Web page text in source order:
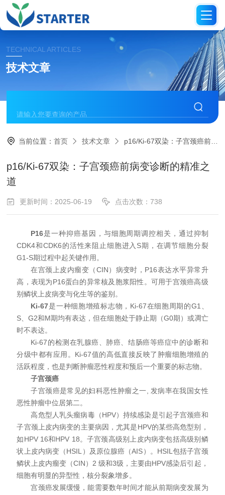
TECHNICAL ARTICLES
技术文章
当前位置：首页 技术文章 p16/Ki-67双染：子宫颈癌前病变诊断的精准之道
p16/Ki-67双染：子宫颈癌前病变诊断的精准之
道
更新时间：2025-06-19 点击次数：738
P16是一种抑癌基因，与细胞周期调控相关，通过抑制
CDK4和CDK6的活性来阻止细胞进入S期，在调节细胞分裂
G1-S期过程中起关键作用。
在宫颈上皮内瘤变（CIN）病变时，P16表达水平异常升
高，表现为P16蛋白的异常核及胞浆阳性。可用于宫颈癌高级
别鳞状上皮病变与化生等的鉴别。
Ki-67是一种细胞增殖标志物，Ki-67在细胞周期的G1、
S、G2和M期均有表达，但在细胞处于静止期（G0期）或凋亡
时不表达。
Ki-67的检测在乳腺癌、肺癌、结肠癌等癌症中的诊断和
分级中都有应用。Ki-67值的高低直接反映了肿瘤细胞增殖的
活跃程度，也是判断肿瘤恶性程度和预后一个重要的标志物。
子宫颈癌
子宫颈癌是常见的妇科恶性肿瘤之一, 发病率在我国女性
恶性肿瘤中位居第二。
高危型人乳头瘤病毒（HPV）持续感染是引起子宫颈癌和
子宫颈上皮内病变的主要病因，尤其是HPV的某些高危型别，
如HPV 16和HPV 18。子宫颈高级别上皮内病变包括高级别鳞
状上皮内病变（HSIL）及原位腺癌（AIS）。HSIL包括子宫颈
鳞状上皮内瘤变（CIN）2 级和3级，主要由HPV感染后引起，
细胞有明显的异型性，核分裂象增多。
宫颈癌发展缓慢，能需要数年时间才能从前期病变发展为